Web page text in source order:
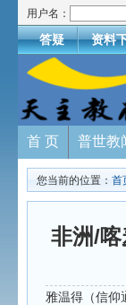
用户名：
答疑 资料
首 页 普世教
您当前的位置： 首
非洲/
雅温得（信